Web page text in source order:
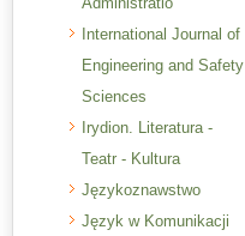
International Journal of
Engineering and Safety
Sciences
Irydion. Literatura -
Teatr - Kultura
Językoznawstwo
Język w Komunikacji